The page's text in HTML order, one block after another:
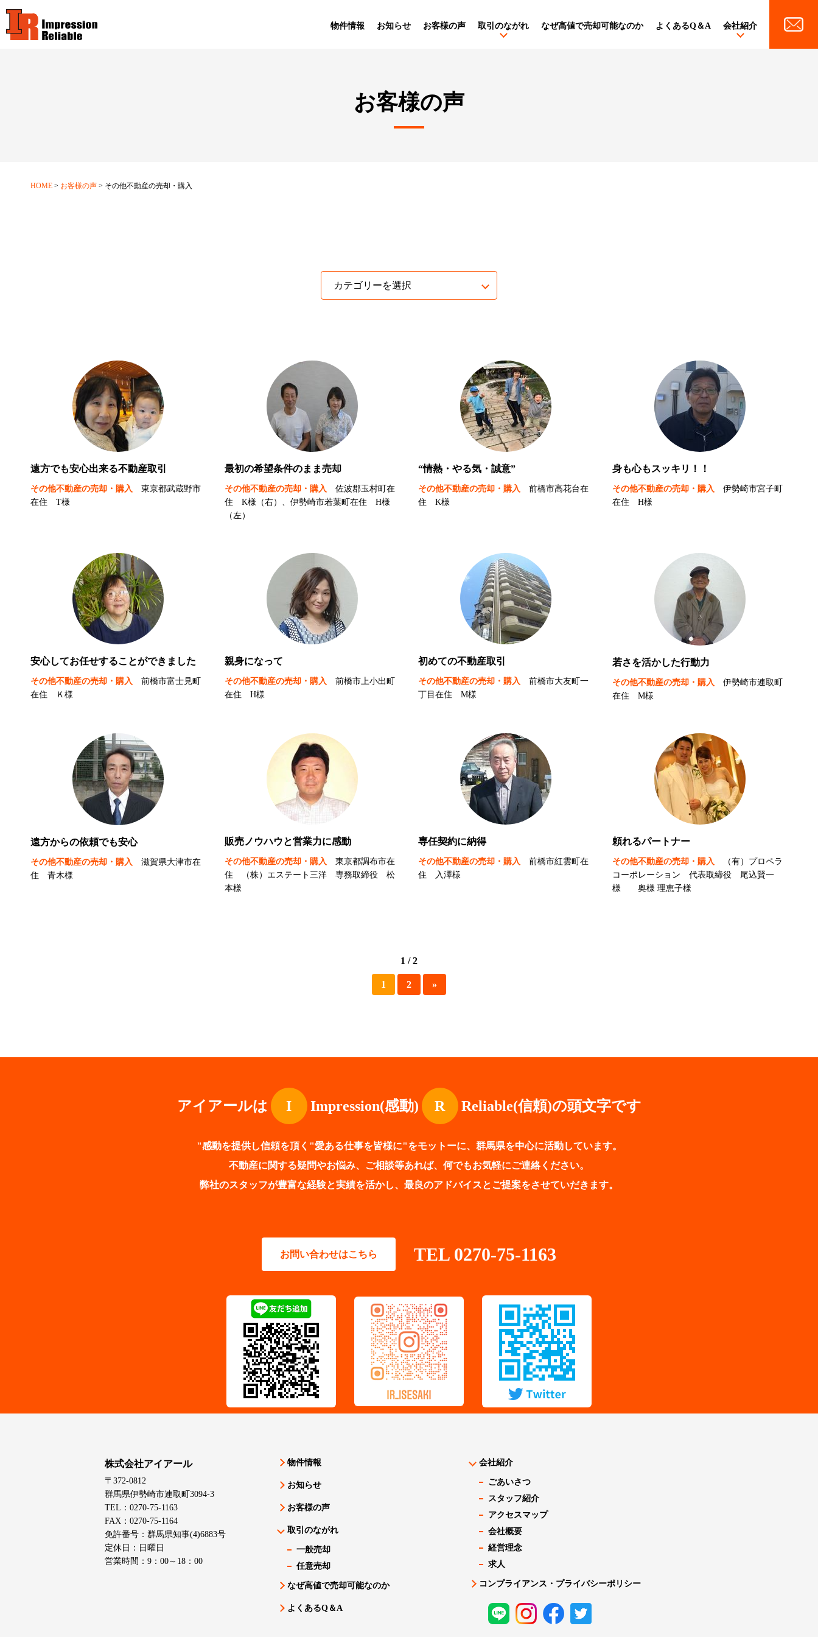
物件情報 お知らせ お客様の声 取引のながれ なぜ高値で売却可能なのか よくあるQ＆A 会社紹介
お客様の声
HOME お客様の声 その他不動産の売却・購入
遠方でも安心出来る不動産取引
その他不動産の売却・購入
東京都武蔵野市
在住 T様
最初の希望条件のまま売却
その他不動産の売却・購入
佐波郡玉村町在
住 K様（右）、伊勢崎市若葉町在住 H様
（左）
“情熱・やる気・誠意”
その他不動産の売却・購入
前橋市高花台在
住 K様
身も心もスッキリ！！
その他不動産の売却・購入
伊勢崎市宮子町
在住 H様
安心してお任せすることができました
その他不動産の売却・購入
前橋市富士見町
在住 Ｋ様
親身になって
その他不動産の売却・購入
前橋市上小出町
在住 H様
初めての不動産取引
その他不動産の売却・購入
前橋市大友町一
丁目在住 M様
若さを活かした行動力
その他不動産の売却・購入
伊勢崎市連取町
在住 M様
遠方からの依頼でも安心
その他不動産の売却・購入
滋賀県大津市在
住 青木様
販売ノウハウと営業力に感動
その他不動産の売却・購入
東京都調布市在
住 （株）エステート三洋 専務取締役 松
本様
専任契約に納得
その他不動産の売却・購入
前橋市紅雲町在
住 入澤様
頼れるパートナー
その他不動産の売却・購入
（有）プロペラ
コーポレーション 代表取締役 尾込賢一
様 奥様 理恵子様
1 / 2
1 2 »
アイアールは I Impression(感動) R Reliable(信頼)の頭文字です
"感動を提供し信頼を頂く"愛ある仕事を皆様に"をモットーに、群馬県を中心に活動しています。
不動産に関する疑問やお悩み、ご相談等あれば、何でもお気軽にご連絡ください。
弊社のスタッフが豊富な経験と実績を活かし、最良のアドバイスとご提案をさせていだきます。
お問い合わせはこちら TEL 0270-75-1163
株式会社アイアール
〒372-0812
群馬県伊勢崎市連取町3094-3
TEL：0270-75-1163
FAX：0270-75-1164
免許番号：群馬県知事(4)6883号
定休日：日曜日
営業時間：9：00～18：00
物件情報
お知らせ
お客様の声
取引のながれ
一般売却
任意売却
なぜ高値で売却可能なのか
よくあるQ＆A
会社紹介
ごあいさつ
スタッフ紹介
アクセスマップ
会社概要
経営理念
求人
コンプライアンス・プライバシーポリシー